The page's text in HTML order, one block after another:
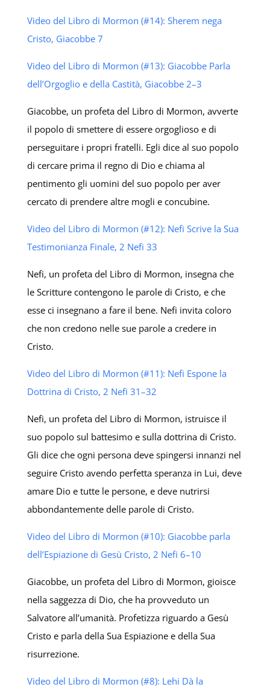
Video del Libro di Mormon (#14): Sherem nega
Cristo, Giacobbe 7
Video del Libro di Mormon (#13): Giacobbe Parla
dell’Orgoglio e della Castità, Giacobbe 2–3
Giacobbe, un profeta del Libro di Mormon, avverte
il popolo di smettere di essere orgoglioso e di
perseguitare i propri fratelli. Egli dice al suo popolo
di cercare prima il regno di Dio e chiama al
pentimento gli uomini del suo popolo per aver
cercato di prendere altre mogli e concubine.
Video del Libro di Mormon (#12): Nefi Scrive la Sua
Testimonianza Finale, 2 Nefi 33
Nefi, un profeta del Libro di Mormon, insegna che
le Scritture contengono le parole di Cristo, e che
esse ci insegnano a fare il bene. Nefi invita coloro
che non credono nelle sue parole a credere in
Cristo.
Video del Libro di Mormon (#11): Nefi Espone la
Dottrina di Cristo, 2 Nefi 31–32
Nefi, un profeta del Libro di Mormon, istruisce il
suo popolo sul battesimo e sulla dottrina di Cristo.
Gli dice che ogni persona deve spingersi innanzi nel
seguire Cristo avendo perfetta speranza in Lui, deve
amare Dio e tutte le persone, e deve nutrirsi
abbondantemente delle parole di Cristo.
Video del Libro di Mormon (#10): Giacobbe parla
dell’Espiazione di Gesù Cristo, 2 Nefi 6–10
Giacobbe, un profeta del Libro di Mormon, gioisce
nella saggezza di Dio, che ha provveduto un
Salvatore all’umanità. Profetizza riguardo a Gesù
Cristo e parla della Sua Espiazione e della Sua
risurrezione.
Video del Libro di Mormon (#8): Lehi Dà la